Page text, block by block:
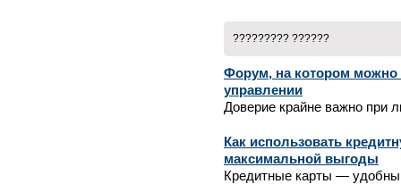
????????? ??????
Форум, на котором можно
управлении
Доверие крайне важно при
Как использовать
максимальной выгоды
Кредитные карты —